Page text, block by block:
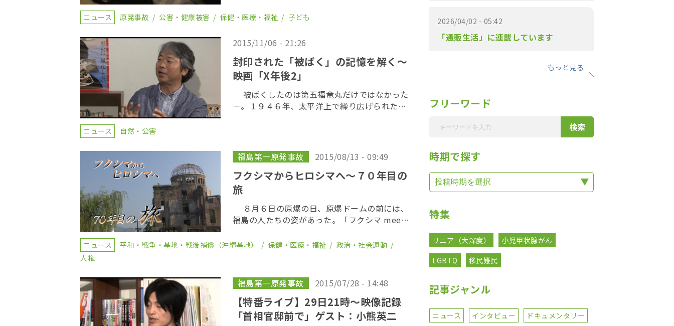
事故よりも被曝線量が低いとして、健康被害は
な検 […]
ニュース 原発事故 公害・健康被害 保健・医療・福祉 子ども
2015/11/06 - 21:26
封印された「被ばく」の記憶を解く～
映画「X年後2」
被ばくしたのは第五福竜丸だけではなかった
－。１９４６年、太平洋上で繰り広げられたア
た「被ばく […]
ニュース 自然・公害
福島第一原発事故 2015/08/13 - 09:49
フクシマからヒロシマへ〜７０年目の
旅
８月６日の原爆の日、原爆ドームの前には、
福島の人たちの姿があった。「フクシマ meets
びかけたのは、黒田レオンさん。６才のとき、
ニュース 平和・戦争・基地・戦後補償（沖縄基地） 保健・医療・福祉
政治・社会運動
人権
福島第一原発事故 2015/07/28 - 14:48
【特番ライブ】29日21時〜映像記録
「首相官邸前で」ゲスト：小熊英二
2026/04/02 - 05:42
「通販生活」に連載しています
もっと見る
フリーワード
時期で探す
特集
リニア（大深度）
小児甲状腺がん
LGBTQ
移民難民
記事ジャンル
ニュース インタビュー
ドキュメンタリー